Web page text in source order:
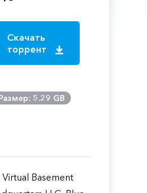
Скачать
торрент
5.29 GB
Virtual Basement